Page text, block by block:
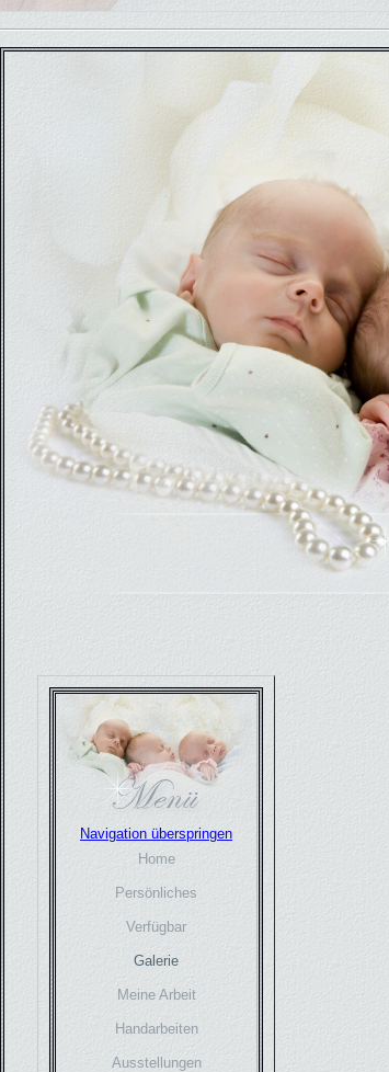
Navigation überspringen
Home
Persönliches
Verfügbar
Galerie
Meine Arbeit
Handarbeiten
Ausstellungen